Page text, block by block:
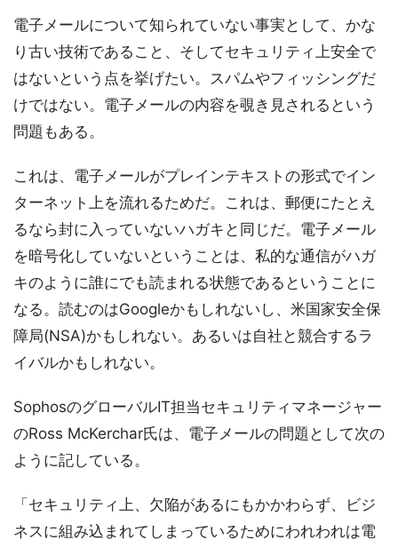
電子メールについて知られていない事実として、かな
り古い技術であること、そしてセキュリティ上安全で
はないという点を挙げたい。スパムやフィッシングだ
けではない。電子メールの内容を覗き見されるという
問題もある。
これは、電子メールがプレインテキストの形式でイン
ターネット上を流れるためだ。これは、郵便にたとえ
るなら封に入っていないハガキと同じだ。電子メール
を暗号化していないということは、私的な通信がハガ
キのように誰にでも読まれる状態であるということに
なる。読むのはGoogleかもしれないし、米国家安全保
障局(NSA)かもしれない。あるいは自社と競合するラ
イバルかもしれない。
SophosのグローバルIT担当セキュリティマネージャー
のRoss McKerchar氏は、電子メールの問題として次の
ように記している。
「セキュリティ上、欠陥があるにもかかわらず、ビジ
ネスに組み込まれてしまっているためにわれわれは電